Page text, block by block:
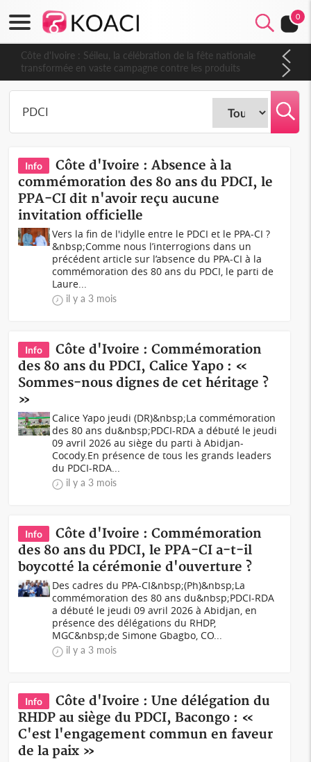
0
Côte d'Ivoire : Séileu, la célébration de la fête nationale
transformée en vaste campagne contre les produits
dépigmentants dangereux
Info
Côte d'Ivoire : Absence à la
commémoration des 80 ans du PDCI, le
PPA-CI dit n'avoir reçu aucune
invitation officielle
Vers la fin de l'idylle entre le PDCI et le PPA-CI ?
&nbsp;Comme nous l’interrogions dans un
précédent article sur l’absence du PPA-CI à la
commémoration des 80 ans du PDCI, le parti de
Laure...
il y a 3 mois
Info
Côte d'Ivoire : Commémoration
des 80 ans du PDCI, Calice Yapo : «
Sommes-nous dignes de cet héritage ?
»
Calice Yapo jeudi (DR)&nbsp;La commémoration
des 80 ans du&nbsp;PDCI-RDA a débuté le jeudi
09 avril 2026 au siège du parti à Abidjan-
Cocody.En présence de tous les grands leaders
du PDCI-RDA...
il y a 3 mois
Info
Côte d'Ivoire : Commémoration
des 80 ans du PDCI, le PPA-CI a-t-il
boycotté la cérémonie d'ouverture ?
Des cadres du PPA-CI&nbsp;(Ph)&nbsp;La
commémoration des 80 ans du&nbsp;PDCI-RDA
a débuté le jeudi 09 avril 2026 à Abidjan, en
présence des délégations du RHDP,
MGC&nbsp;de Simone Gbagbo, CO...
il y a 3 mois
Info
Côte d'Ivoire : Une délégation du
RHDP au siège du PDCI, Bacongo : «
C'est l'engagement commun en faveur
de la paix »